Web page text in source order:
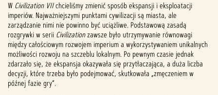
W Civilization VIIchcieliśmy zmienić sposób ekspansji i eksploatacji
imperiów. Najważniejszymi punktami cywilizacji są miasta, ale
zarządzanie nimi nie powinno być uciążliwe. Podstawową zasadą
rozgrywki w serii Civilizationzawsze było utrzymywanie równowagi
między całościowym rozwojem imperium a wykorzystywaniem unikalnych
możliwości rozwoju na szczeblu lokalnym. Po pewnym czasie jednak
zdarzało się, że ekspansja okazywała się przytłaczająca, a duża liczba
decyzji, które trzeba było podejmować, skutkowała „zmęczeniem w
późnej fazie gry”.